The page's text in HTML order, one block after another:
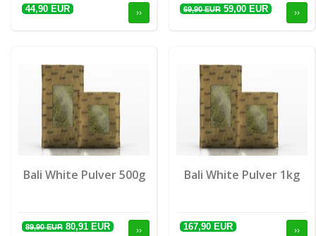
44,90 EUR ›› 69,90 EUR 59,00 EUR ››
Bali White Pulver 500g
89,90 EUR 80,91 EUR ››
Bali White Pulver 1kg
167,90 EUR ››